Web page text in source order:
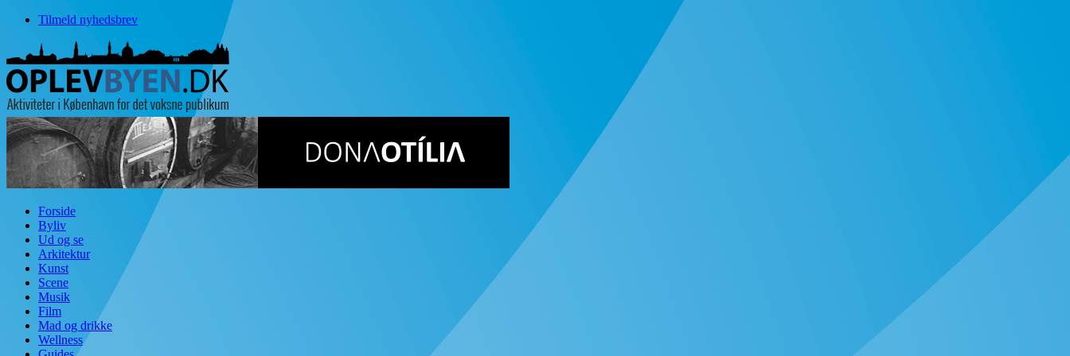
Tilmeld nyhedsbrev
Forside
Byliv
Ud og se
Arkitektur
Kunst
Scene
Musik
Film
Mad og drikke
Wellness